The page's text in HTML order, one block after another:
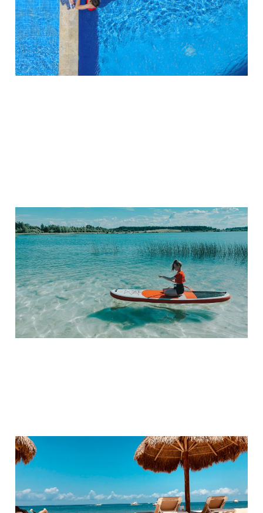
Aldiana: Best of
Cluburlaub! 🏖️
27. Aug. 20253 min read
Pauschalreisen:
Check24
17. März 20242 min read